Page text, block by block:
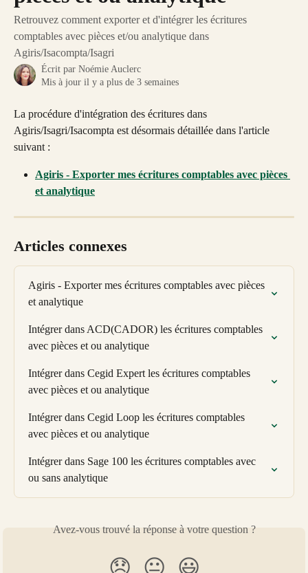
Retrouvez comment exporter et d'intégrer les écritures
comptables avec pièces et/ou analytique dans
Agiris/Isacompta/Isagri
Écrit par Noémie Auclerc
Mis à jour il y a plus de 3 semaines
La procédure d'intégration des écritures dans
Agiris/Isagri/Isacompta est désormais détaillée dans l'article
suivant :
Agiris - Exporter mes écritures comptables avec pièces
et analytique
Articles connexes
Agiris - Exporter mes écritures comptables avec pièces
et analytique
Intégrer dans ACD(CADOR) les écritures comptables
avec pièces et ou analytique
Intégrer dans Cegid Expert les écritures comptables
avec pièces et ou analytique
Intégrer dans Cegid Loop les écritures comptables
avec pièces et ou analytique
Intégrer dans Sage 100 les écritures comptables avec
ou sans analytique
Avez-vous trouvé la réponse à votre question ?
😞 😐 😃